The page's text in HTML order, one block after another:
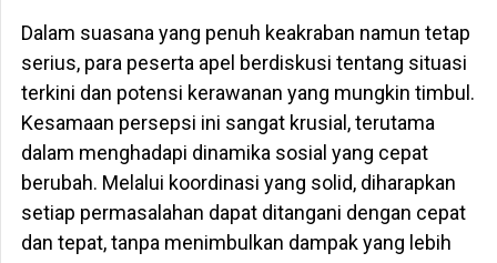
Dalam suasana yang penuh keakraban namun tetap
serius, para peserta apel berdiskusi tentang situasi
terkini dan potensi kerawanan yang mungkin timbul.
Kesamaan persepsi ini sangat krusial, terutama
dalam menghadapi dinamika sosial yang cepat
berubah. Melalui koordinasi yang solid, diharapkan
setiap permasalahan dapat ditangani dengan cepat
dan tepat, tanpa menimbulkan dampak yang lebih